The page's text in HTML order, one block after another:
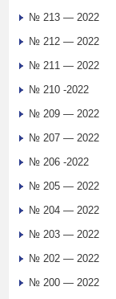
№ 213 — 2022
№ 212 — 2022
№ 211 — 2022
№ 210 -2022
№ 209 — 2022
№ 207 — 2022
№ 206 -2022
№ 205 — 2022
№ 204 — 2022
№ 203 — 2022
№ 202 — 2022
№ 200 — 2022